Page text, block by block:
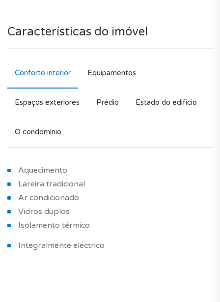
Características do imóvel
Conforto interior Equipamentos
Espaços exteriores Prédio Estado do edifício
O condomínio
Aquecimento
Lareira tradicional
Ar condicionado
Vidros duplos
Isolamento térmico
Integralmente eléctrico